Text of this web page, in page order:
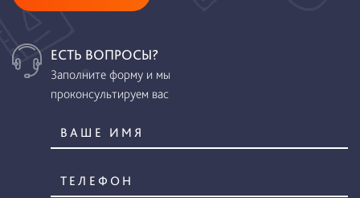
ЕСТЬ ВОПРОСЫ?
Заполните форму и мы
проконсультируем вас